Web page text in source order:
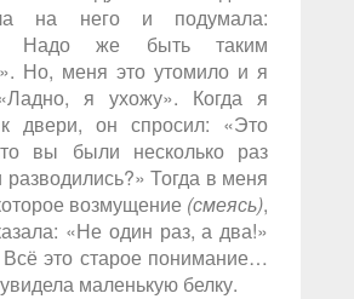
на него и подумала:
Надо же быть таким
Но, меня это утомило и я
я ухожу». Когда я
двери, он спросил: «Это
вы были несколько раз
Тогда в меня
возмущение (смеясь),
«Не один раз, а два!»
это старое понимание…
маленькую белку.